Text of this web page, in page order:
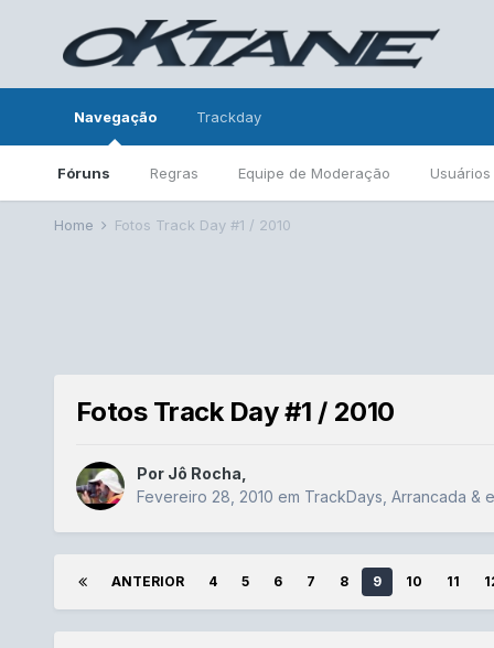
Navegação
Fóruns Regras Equipe de Moderação
Trackday
Home Fotos Track Day #1 / 2010
Fotos Track Day #1 / 2010
Por Jô Rocha
Fevereiro 28, 2010 em TrackDays, Arrancada &
ANTERIOR 4 5 6 7 8 9 10 11